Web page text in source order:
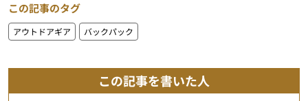
この記事のタグ
アウトドアギア バックパック
この記事を書いた人